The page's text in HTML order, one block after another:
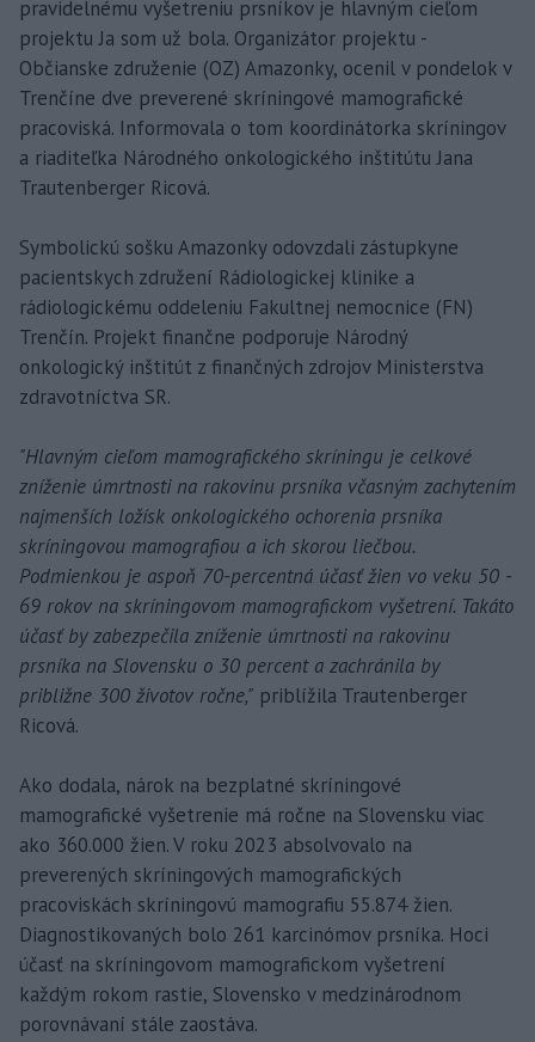
pravidelnému vyšetreniu prsníkov je hlavným cieľom
projektu Ja som už bola. Organizátor projektu -
Občianske združenie (OZ) Amazonky, ocenil v pondelok v
Trenčíne dve preverené skríningové mamografické
pracoviská. Informovala o tom koordinátorka skríningov
a riaditeľka Národného onkologického inštitútu Jana
Trautenberger Ricová.
Symbolickú sošku Amazonky odovzdali zástupkyne
pacientskych združení Rádiologickej klinike a
rádiologickému oddeleniu Fakultnej nemocnice (FN)
Trenčín. Projekt finančne podporuje Národný
onkologický inštitút z finančných zdrojov Ministerstva
zdravotníctva SR.
"Hlavným cieľom mamografického skríningu je celkové
zníženie úmrtnosti na rakovinu prsníka včasným zachytením
najmenších ložísk onkologického ochorenia prsníka
skríningovou mamografiou a ich skorou liečbou.
Podmienkou je aspoň 70-percentná účasť žien vo veku 50 -
69 rokov na skríningovom mamografickom vyšetrení. Takáto
účasť by zabezpečila zníženie úmrtnosti na rakovinu
prsníka na Slovensku o 30 percent a zachránila by
približne 300 životov ročne," priblížila Trautenberger
Ricová.
Ako dodala, nárok na bezplatné skríningové
mamografické vyšetrenie má ročne na Slovensku viac
ako 360.000 žien. V roku 2023 absolvovalo na
preverených skríningových mamografických
pracoviskách skríningovú mamografiu 55.874 žien.
Diagnostikovaných bolo 261 karcinómov prsníka. Hoci
účasť na skríningovom mamografickom vyšetrení
každým rokom rastie, Slovensko v medzinárodnom
porovnávaní stále zaostáva.